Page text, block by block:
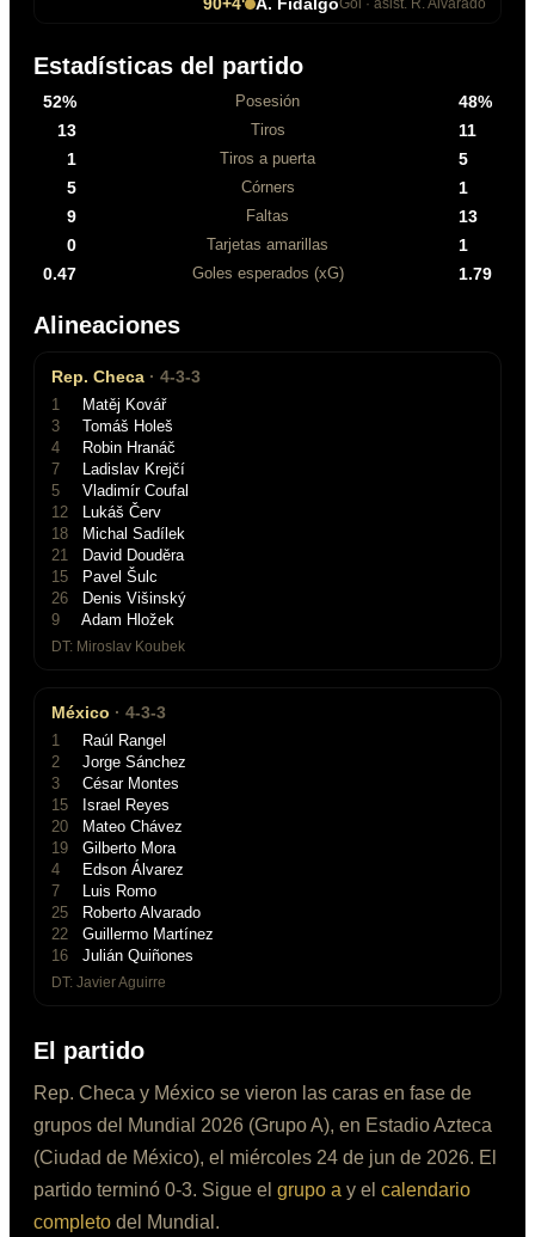
Gol · asist. R. Alvarado
Estadísticas del partido
52% Posesión 48%
13
Tiros
11
1
Tiros a puerta
5
5
Córners
1
9
Faltas
13
0
Tarjetas amarillas
1
0.47
Goles esperados (xG) 1.79
Alineaciones
Rep. Checa · 4-3-3
1
Matěj Kovář
3
Tomáš Holeš
4
Robin Hranáč
7
Ladislav Krejčí
5
Vladimír Coufal
12
Lukáš Červ
18
Michal Sadílek
21
David Douděra
15
Pavel Šulc
26
Denis Višinský
9
Adam Hložek
DT: Miroslav Koubek
México · 4-3-3
1
Raúl Rangel
2
Jorge Sánchez
3
César Montes
15
Israel Reyes
20
Mateo Chávez
19
Gilberto Mora
4
Edson Álvarez
7
Luis Romo
25
Roberto Alvarado
22
Guillermo Martínez
16
Julián Quiñones
DT: Javier Aguirre
El partido
Rep. Checa y México se vieron las caras en fase de
grupos del Mundial 2026 (Grupo A), en Estadio Azteca
(Ciudad de México), el miércoles 24 de jun de 2026. El
partido terminó 0-3. Sigue el grupo a y el calendario
completo del Mundial.